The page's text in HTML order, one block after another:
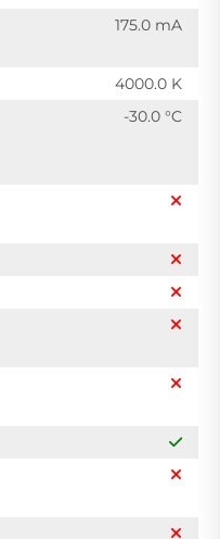
175.0 mA
4000.0 K
-30.0 °C